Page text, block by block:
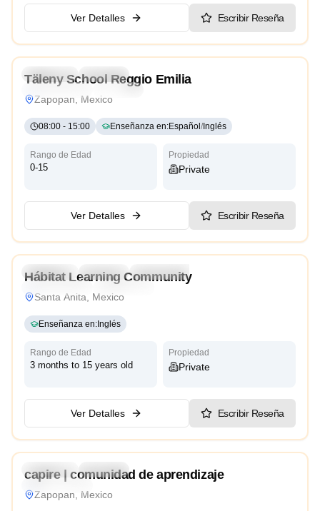
Ver Detalles Escribir Reseña
Preschool
Daycare
Täleny School Reggio Emilia
Zapopan, Mexico
08:00 - 15:00 Enseñanza en:Español /Inglés
Rango de Edad
0-15
Propiedad
Private
Ver Detalles Escribir Reseña
Preschool Daycare
Kindergarten
Hábitat Learning Community
Santa Anita, Mexico
Enseñanza en: Inglés
Rango de Edad
3 months to 15 years old
Propiedad
Private
Ver Detalles Escribir Reseña
Preschool
Daycare
capire | comunidad de aprendizaje
Zapopan, Mexico